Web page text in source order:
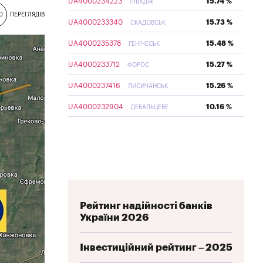
ПЕРЕГЛЯДІВ
ЛІВАДІЯ
UA4000233340 СКАДОВСЬК 15.73 %
UA4000235378 ГЕНІЧЕСЬК 15.48 %
UA4000233712 ФОРОС 15.27 %
UA4000237416 ЛИСИЧАНСЬК 15.26 %
UA4000232904 ДЕБАЛЬЦЕВЕ 10.16 %
Рейтинг надійності банків
України 2026
Інвестиційний рейтинг – 2025